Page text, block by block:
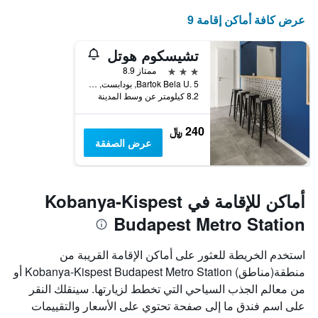
عرض كافة أماكن إقامة 9
تشيسكوم هوتل
3 نجوم
ممتاز 8.9
Bartok Bela U. 5, بودابست, هنغاريا
8.2 كيلومتر عن وسط المدينة
240 ﷼
عرض الصفقة
أماكن للإقامة في Kobanya-Kispest
Budapest Metro Station
استخدم الخريطة للعثور على أماكن الإقامة القريبة من
منطقة(مناطق) Kobanya-Kispest Budapest Metro Station أو
من معالم الجذب السياحي التي تخطط لزيارتها. سينقلك النقر
على اسم فندق ما إلى صفحة تحتوي على الأسعار والتقييمات